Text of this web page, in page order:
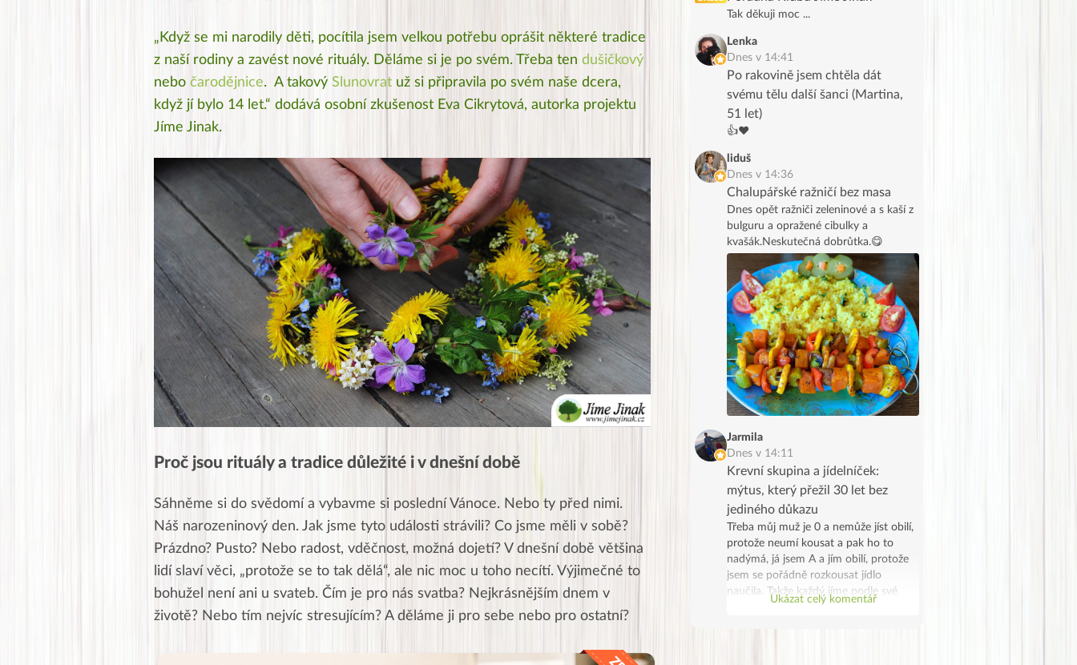
„Když se mi narodily děti, pocítila jsem velkou potřebu oprášit některé tradice
z naší rodiny a zavést nové rituály. Děláme si je po svém. Třeba ten dušičkový
nebo čarodějnice. A takový Slunovrat už si připravila po svém naše dcera,
když jí bylo 14 let.“ dodává osobní zkušenost Eva Cikrytová, autorka projektu
Jíme Jinak.
Proč jsou rituály a tradice důležité i v dnešní době
Sáhněme si do svědomí a vybavme si poslední Vánoce. Nebo ty před nimi.
Náš narozeninový den. Jak jsme tyto události strávili? Co jsme měli v sobě?
Prázdno? Pusto? Nebo radost, vděčnost, možná dojetí? V dnešní době většina
lidí slaví věci, „protože se to tak dělá“, ale nic moc u toho necítí. Výjimečné to
bohužel není ani u svateb. Čím je pro nás svatba? Nejkrásnějším dnem v
životě? Nebo tím nejvíc stresujícím? A děláme ji pro sebe nebo pro ostatní?
Tak děkuji moc ...
Lenka
Dnes v 14:41
Po rakovině jsem chtěla dát
svému tělu další šanci (Martina,
51 let)
👍❤️
liduš
Dnes v 14:36
Chalupářské ražničí bez masa
Dnes opět ražniči zeleninové a s kaší z
bulguru a opražené cibulky a
kvašák.Neskutečná dobrůtka.😋
Jarmila
Dnes v 14:11
Krevní skupina a jídelníček:
mýtus, který přežil 30 let bez
jediného důkazu
Třeba můj muž je 0 a nemůže jíst obilí,
protože neumí kousat a pak ho to
nadýmá, já jsem A a jím obilí, protože
jsem se pořádně rozkousat jídlo
naučila. Takže každý jíme podle své
skupiny, on z lenosti a já protože se to
Ukázat celý komentář